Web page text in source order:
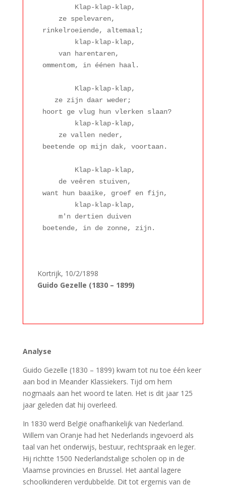
        Klap-klap-klap,
    ze spelevaren,
rinkelroeiende, altemaal;
        klap-klap-klap,
    van harentaren,
ommentom, in éénen haal.
        Klap-klap-klap,
   ze zijn daar weder;
hoort ge vlug hun vlerken slaan?
        klap-klap-klap,
    ze vallen neder,
beetende op mijn dak, voortaan.
        Klap-klap-klap,
    de veêren stuiven,
want hun baaike, groef en fijn,
        klap-klap-klap,
    m'n dertien duiven
boetende, in de zonne, zijn.
Kortrijk, 10/2/1898
Guido Gezelle (1830 – 1899)
Analyse
Guido Gezelle (1830 – 1899) kwam tot nu toe één keer
aan bod in Meander Klassiekers. Tijd om hem
nogmaals aan het woord te laten. Het is dit jaar 125
jaar geleden dat hij overleed.
In 1830 werd België onafhankelijk van Nederland.
Willem van Oranje had het Nederlands ingevoerd als
taal van het onderwijs, bestuur, rechtspraak en leger.
Hij richtte 1500 Nederlandstalige scholen op in de
Vlaamse provincies en Brussel. Het aantal lagere
schoolkinderen verdubbelde. Dit tot ergernis van de